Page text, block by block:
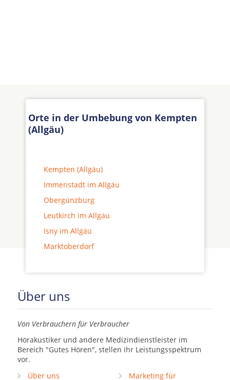
Orte in der Umbebung von Kempten
(Allgäu)
Kempten (Allgäu)
Immenstadt im Allgäu
Obergünzburg
Leutkirch im Allgäu
Isny im Allgäu
Marktoberdorf
Über uns
Von Verbrauchern für Verbraucher
Hörakustiker und andere Medizindienstleister im
Bereich "Gutes Hören", stellen ihr Leistungsspektrum
vor.
Über uns
Marketing für